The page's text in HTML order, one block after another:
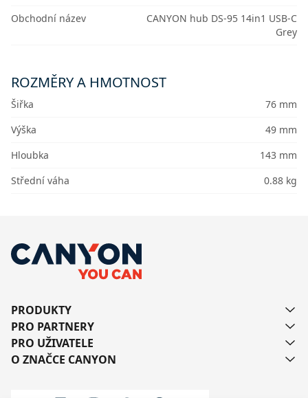
Obchodní název
CANYON hub DS-95 14in1 USB-C
Grey
ROZMĚRY A HMOTNOST
Šiřka
76 mm
Výška
49 mm
Hloubka
143 mm
Střední váha
0.88 kg
PRODUKTY
PRO PARTNERY
PRO UŽIVATELE
O ZNAČCE CANYON